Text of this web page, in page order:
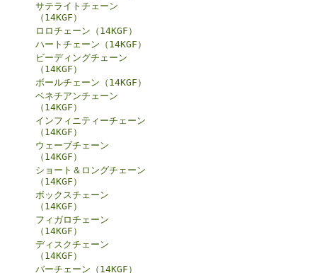
サテライトチェーン
（14KGF）
ロロチェーン（14KGF）
ハートチェーン（14KGF）
ビーディングチェーン
（14KGF）
ボールチェーン（14KGF）
ベネチアンチェーン
（14KGF）
インフィニティーチェーン
（14KGF）
ウェーブチェーン
（14KGF）
ショート＆ロングチェーン
（14KGF）
ボックスチェーン
（14KGF）
フィガロチェーン
（14KGF）
ディスクチェーン
（14KGF）
バーチェーン（14KGF）